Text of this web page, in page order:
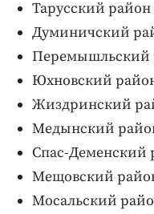
Тарусский район
Думиничский
Перемышльский
Юхновский
Жиздринский
Медынский
Спас-Деменский
Мещовский
Мосальский